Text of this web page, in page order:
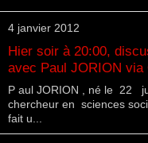
4 janvier 2012
Hier soir à 20:00,
avec Paul JORION via
P aul JORION , né le 22
chercheur en sciences
fait u...